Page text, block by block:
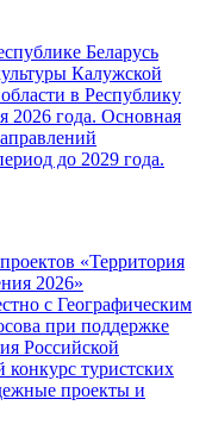
Беларусь
Калужской
в Республику
2026 года. Основная
до 2029 года.
«Территория
2026»
с Географическим
при поддержке
Российской
туристских
проекты и